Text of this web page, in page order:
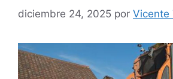
diciembre 24, 2025 por Vicente